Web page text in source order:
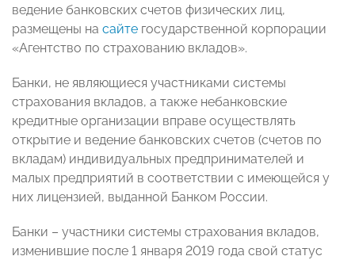
ведение банковских счетов физических лиц,
размещены на сайте государственной корпорации
«Агентство по страхованию вкладов».
Банки, не являющиеся участниками системы
страхования вкладов, а также небанковские
кредитные организации вправе осуществлять
открытие и ведение банковских счетов (счетов по
вкладам) индивидуальных предпринимателей и
малых предприятий в соответствии с имеющейся у
них лицензией, выданной Банком России.
Банки – участники системы страхования вкладов,
изменившие после 1 января 2019 года свой статус